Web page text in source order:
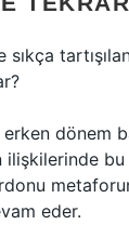
sıkça
erken dönem
eder.